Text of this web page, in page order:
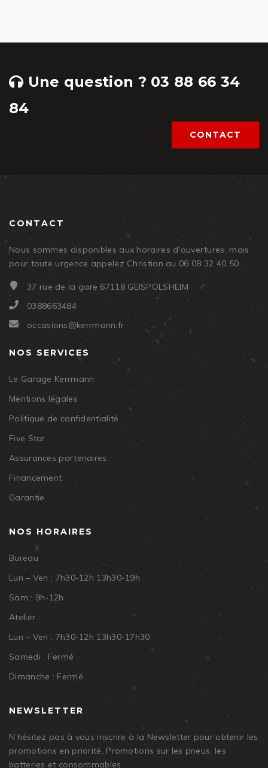
Une question ? 03 88 66 34
84
CONTACT
CONTACT
Nous sommes disponibles aux horaires d'ouvertures, mais
pour toute urgence appelez Christian au 06 08 32 40 50
37 rue de la gare 67118 GEISPOLSHEIM
0388663484
occasions@kerrmann.fr
NOS SERVICES
Le Garage Kerrmann
Mentions légales
Politique de confidentialité
Five Star
Assurances partenaires
Financement
Garantie
NOS HORAIRES
Bureau
Lun – Ven : 7h30-12h 13h30-19h
Sam : 9h-12h
Atelier
Lun – Ven : 7h30-12h 13h30-17h30
Samedi : Fermé
Dimanche : Fermé
NEWSLETTER
N’hésitez pas à vous inscrire à la Newsletter pour obtenir les
promotions en priorité. Promotions sur les pneus, les
batteries et consommables